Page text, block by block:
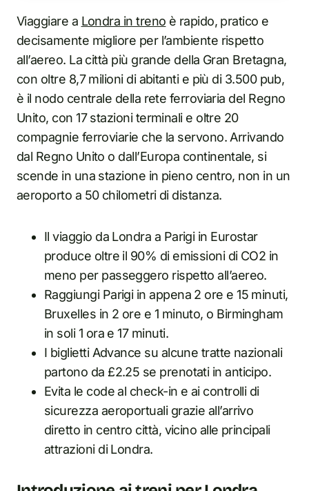
Viaggiare a Londra in treno è rapido, pratico e
decisamente migliore per l’ambiente rispetto
all’aereo. La città più grande della Gran Bretagna,
con oltre 8,7 milioni di abitanti e più di 3.500 pub,
è il nodo centrale della rete ferroviaria del Regno
Unito, con 17 stazioni terminali e oltre 20
compagnie ferroviarie che la servono. Arrivando
dal Regno Unito o dall’Europa continentale, si
scende in una stazione in pieno centro, non in un
aeroporto a 50 chilometri di distanza.
Il viaggio da Londra a Parigi in Eurostar
produce oltre il 90% di emissioni di CO2 in
meno per passeggero rispetto all’aereo.
Raggiungi Parigi in appena 2 ore e 15 minuti,
Bruxelles in 2 ore e 1 minuto, o Birmingham
in soli 1 ora e 17 minuti.
I biglietti Advance su alcune tratte nazionali
partono da £2.25 se prenotati in anticipo.
Evita le code al check-in e ai controlli di
sicurezza aeroportuali grazie all’arrivo
diretto in centro città, vicino alle principali
attrazioni di Londra.